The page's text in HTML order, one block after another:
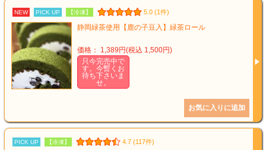
NEW PICK UP 【冷凍】 5.0 (1件)
静岡緑茶使用【鹿の子豆入】緑茶ロール
価格： 1,389円(税込 1,500円)
只今完売中で
す。今暫くお
待ち下さいま
せ。
PICK UP 【冷凍】 4.7 (117件)